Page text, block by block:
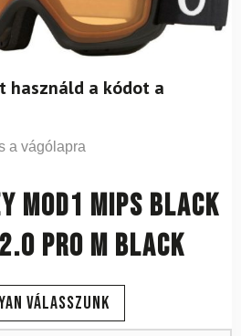
használd a kódot a
a vágólapra
Mod1 Mips Black
Pro M Black
válasszunk